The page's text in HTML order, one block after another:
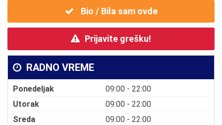
Bio / Bila sam ovde
Prijavite grešku!
RADNO VREME
Ponedeljak
09:00 - 22:00
Utorak
09:00 - 22:00
Sreda
09:00 - 22:00